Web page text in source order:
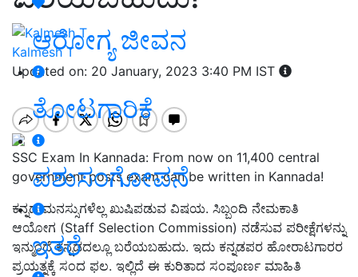
ಆರೋಗ್ಯ ಜೀವನ
ತೋಟಗಾರಿಕೆ
ಪಶುಸಂಗೋಪನೆ
ಇತರೆ
Kalmesh T
Updated on: 20 January, 2023 3:40 PM IST
SSC Exam In Kannada: From now on 11,400 central
government posts exam can be written in Kannada!
ಕನ್ನಡ ಮನಸ್ಸುಗಳೆಲ್ಲ ಖುಷಿಪಡುವ ವಿಷಯ. ಸಿಬ್ಬಂದಿ ನೇಮಕಾತಿ
ಆಯೋಗ (Staff Selection Commission) ನಡೆಸುವ ಪರೀಕ್ಷೆಗಳನ್ನು
ಇನ್ಮುಂದೆ ಕನ್ನಡದಲ್ಲೂ ಬರೆಯಬಹುದು. ಇದು ಕನ್ನಡಪರ ಹೋರಾಟಗಾರರ
ಪ್ರಯತ್ನಕ್ಕೆ ಸಂದ ಫಲ. ಇಲ್ಲಿದೆ ಈ ಕುರಿತಾದ ಸಂಪೂರ್ಣ ಮಾಹಿತಿ